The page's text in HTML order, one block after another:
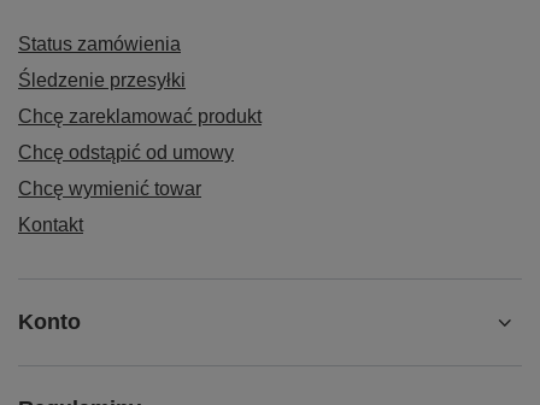
Status zamówienia
Śledzenie przesyłki
Chcę zareklamować produkt
Chcę odstąpić od umowy
Chcę wymienić towar
Kontakt
Konto